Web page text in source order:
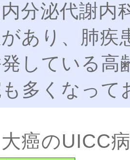
分泌代謝内
あり、肺疾
している高
多くなって
癌のUICC